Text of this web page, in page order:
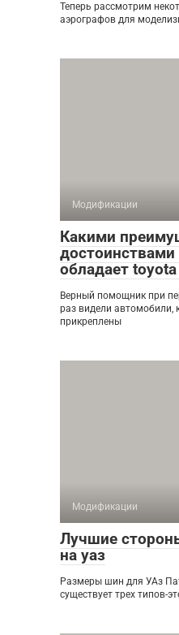
Теперь рассмотрим
аэрографов для
Модификации
Какими
обладает
Верный помощник при
раз видели
прикреплены
Модификации
Лучшие
на уаз
Размеры шин для УАз
существует трех типов-